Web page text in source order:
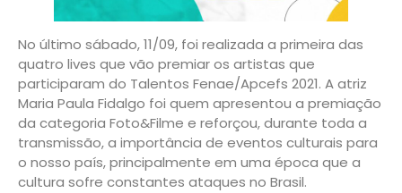
No último sábado, 11/09, foi realizada a primeira das
quatro lives que vão premiar os artistas que
participaram do Talentos Fenae/Apcefs 2021. A atriz
Maria Paula Fidalgo foi quem apresentou a premiação
da categoria Foto&Filme e reforçou, durante toda a
transmissão, a importância de eventos culturais para
o nosso país, principalmente em uma época que a
cultura sofre constantes ataques no Brasil.